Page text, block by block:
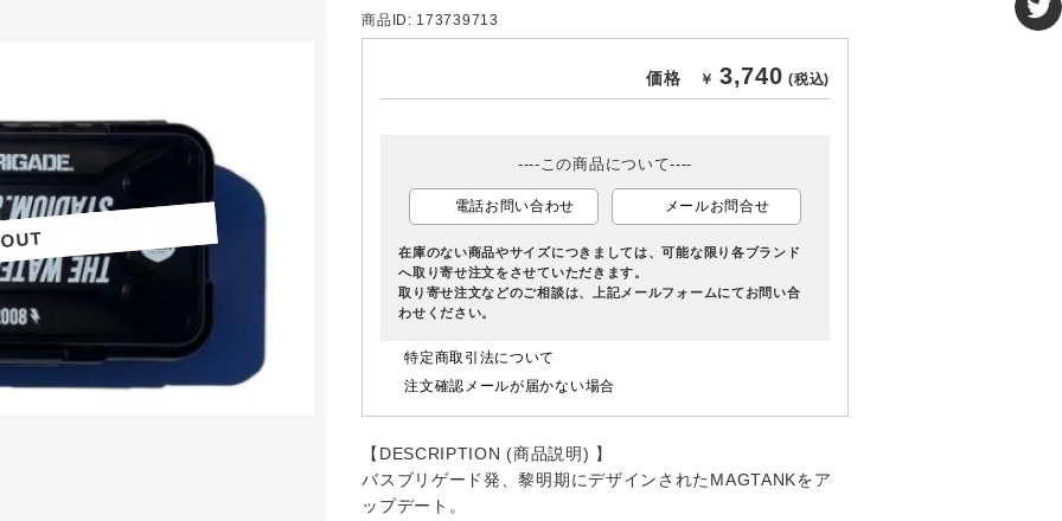
商品ID: 173739713
価格 ￥ 3,740 (税込)
----この商品について----
電話お問い合わせ メールお問合せ
在庫のない商品やサイズにつきましては、可能な限り各ブランド
へ取り寄せ注文をさせていただきます。
取り寄せ注文などのご相談は、上記メールフォームにてお問い合
わせください。
特定商取引法について
注文確認メールが届かない場合
【DESCRIPTION (商品説明) 】
バスブリゲード発、黎明期にデザインされたMAGTANKをア
ップデート。